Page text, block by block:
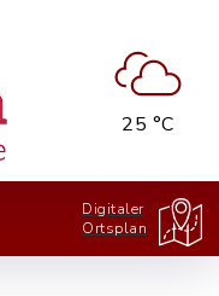
25 °C
Digitaler
Ortsplan